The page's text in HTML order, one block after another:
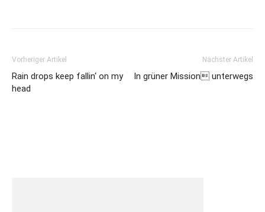
Vorheriger Artikel
Rain drops keep fallin‘ on my
head
Nächster Artikel
In grüner Mission unterwegs